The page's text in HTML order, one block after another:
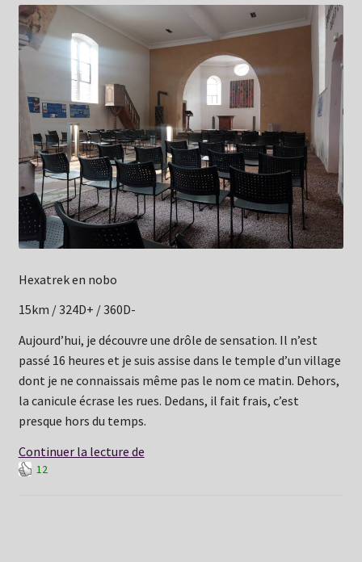
Hexatrek en nobo
15km / 324D+ / 360D-
Aujourd’hui, je découvre une drôle de sensation. Il n’est
passé 16 heures et je suis assise dans le temple d’un village
dont je ne connaissais même pas le nom ce matin. Dehors,
la canicule écrase les rues. Dedans, il fait frais, c’est
presque hors du temps.
Continuer la lecture deDimanche
12